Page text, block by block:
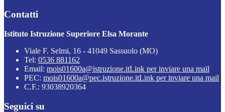
Contatti
Istituto Istruzione Superiore Elsa Morante
Viale F. Selmi, 16 - 41049 Sassuolo (MO)
Tel: 0536 881162
Email: mois01600a@istruzione.itLink per inviare una mail
PEC: mois01600a@pec.istruzione.itLink per inviare una mail
C.F.: 93038920364
Seguici su